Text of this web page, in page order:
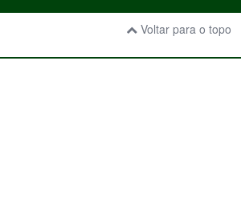
Voltar para o topo